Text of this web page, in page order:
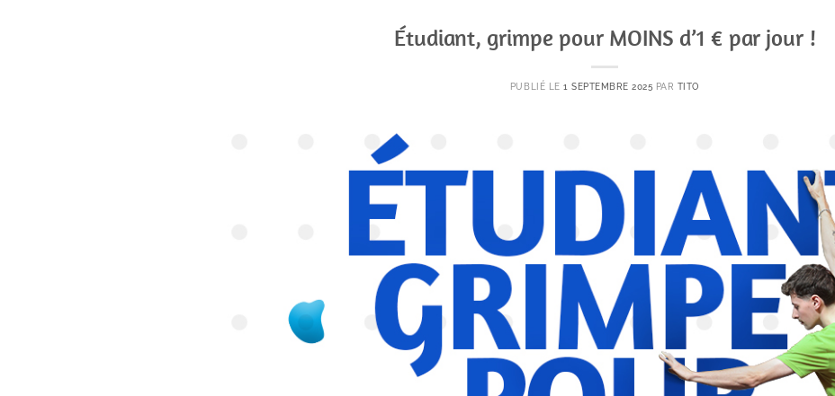
Étudiant, grimpe pour MOINS d’1 € par jour !
PUBLIÉ LE1 SEPTEMBRE 2025 PAR TITO